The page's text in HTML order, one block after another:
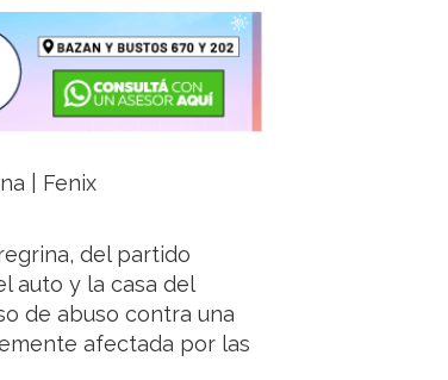
| Fenix
del partido
auto y la casa del
de abuso contra una
afectada por las